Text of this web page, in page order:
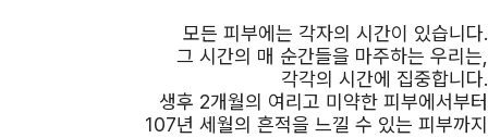
모든 피부에는 각자의 시간이 있습니다.
그 시간의 매 순간들을 마주하는 우리는,
각각의 시간에 집중합니다.
생후 2개월의 여리고 미약한 피부에서부터
107년 세월의 흔적을 느낄 수 있는 피부까지